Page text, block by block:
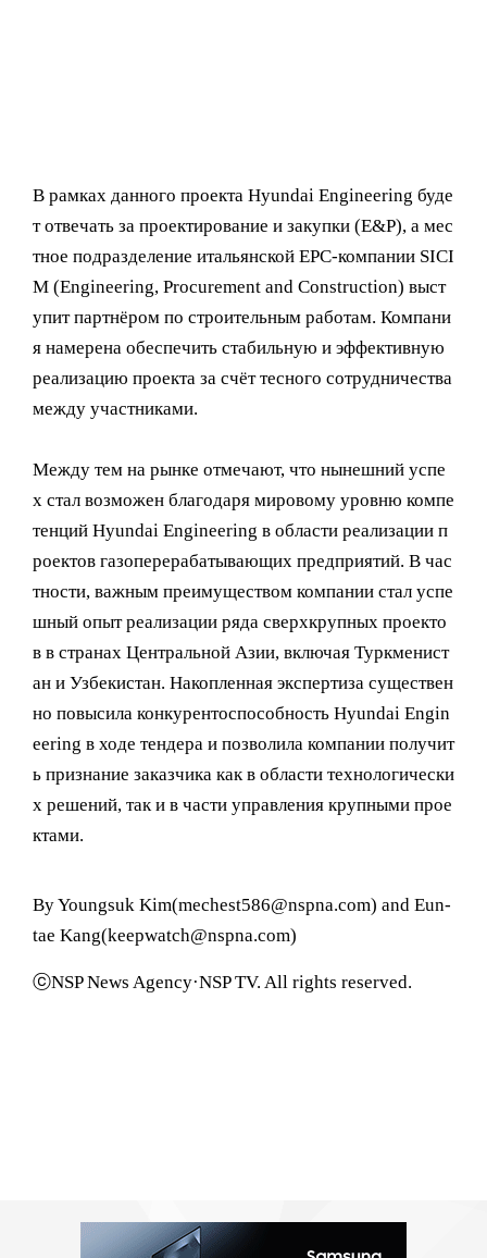
В рамках данного проекта Hyundai Engineering буде
т отвечать за проектирование и закупки (E&P), а мес
тное подразделение итальянской EPC-компании SICI
M (Engineering, Procurement and Construction) выст
упит партнёром по строительным работам. Компани
я намерена обеспечить стабильную и эффективную
реализацию проекта за счёт тесного сотрудничества
между участниками.
Между тем на рынке отмечают, что нынешний успе
х стал возможен благодаря мировому уровню компе
тенций Hyundai Engineering в области реализации п
роектов газоперерабатывающих предприятий. В час
тности, важным преимуществом компании стал успе
шный опыт реализации ряда сверхкрупных проекто
в в странах Центральной Азии, включая Туркменист
ан и Узбекистан. Накопленная экспертиза существен
но повысила конкурентоспособность Hyundai Engin
eering в ходе тендера и позволила компании получит
ь признание заказчика как в области технологически
х решений, так и в части управления крупными прое
ктами.
By Youngsuk Kim(mechest586@nspna.com) and Eun-
tae Kang(keepwatch@nspna.com)
ⓒNSP News Agency·NSP TV. All rights reserved.